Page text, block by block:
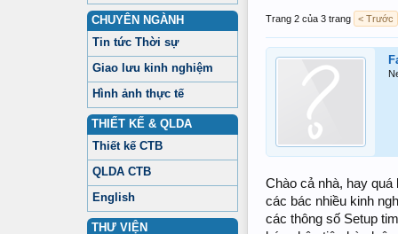
CHUYÊN NGÀNH
Tin tức Thời sự
Giao lưu kinh nghiệm
Hình ảnh thực tế
THIẾT KẾ & QLDA
Thiết kế CTB
QLDA CTB
English
THƯ VIỆN
Trang 2 của 3 trang < Trước
Chào cả nhà, hay
các bác nhiều kinh
các thông số Setup